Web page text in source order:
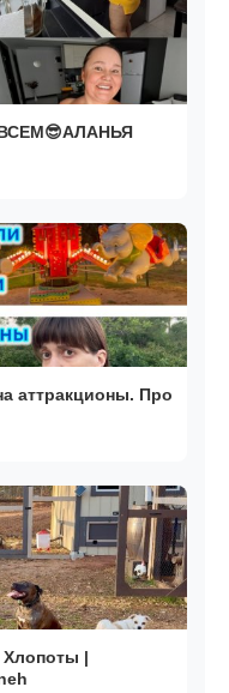
аттракционы. Про
|